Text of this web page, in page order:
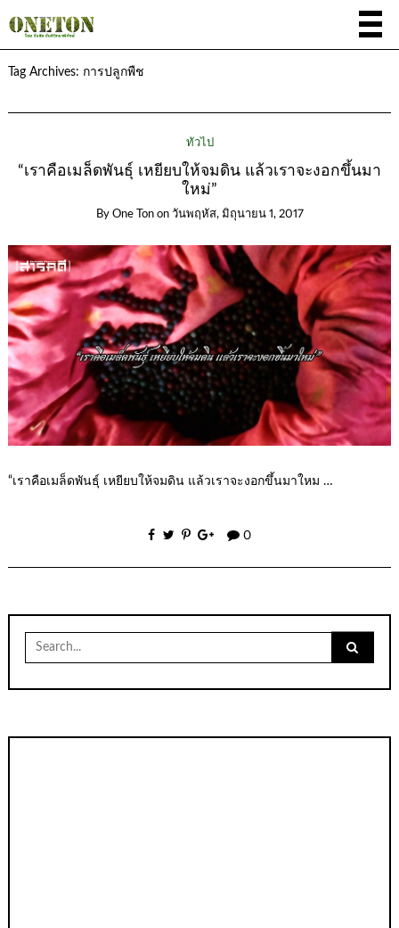
Tag Archives: การปลูกพืช
ทั่วไป
“เราคือเมล็ดพันธุ์ เหยียบให้จมดิน แล้วเราจะงอกขึ้นมา
ใหม่”
By One Ton on วันพฤหัส, มิถุนายน 1, 2017
“เราคือเมล็ดพันธุ์ เหยียบให้จมดิน แล้วเราจะงอกขึ้นมาใหม …
0
for: